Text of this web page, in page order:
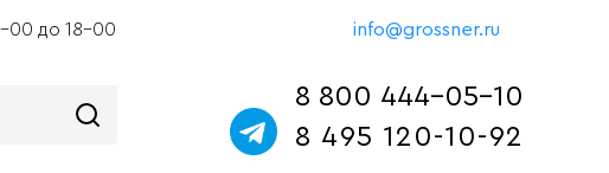
00 до 18-00 info@grossner.ru
8 800 444-05-10
8 495 120-10-92